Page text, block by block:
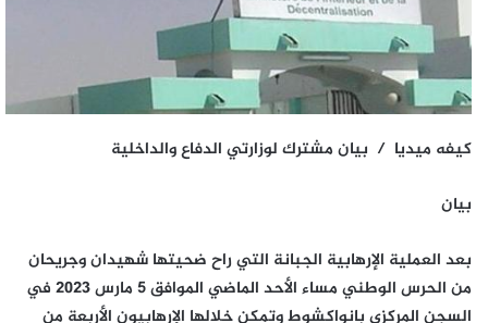
كيفه ميديا / بيان مشترك لوزارتي الدفاع والداخلية
بيان
بعد العملية الإرهابية الجبانة التي راح ضحيتها شهيدان وجريحان
من الحرس الوطني مساء الأحد الماضي الموافق 5 مارس 2023 في
السجن المركزي بانواكشوط وتمكن خلالها الإرهابيون الأربعة من